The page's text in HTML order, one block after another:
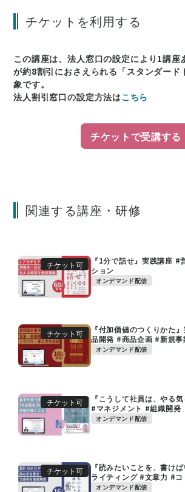
チケットを利用する
この講座は、法人窓口の設定により1講座
が約8割引におさえられる「スタンダード
象です。
法人割引窓口の設定方法はこちら
チケットで受講する
関連する講座・研修
チケット可
『1分で話せ』実践講座
ション
オンデマンド配信
チケット可
『付加価値のつくりかた
品開発 #商品企画 #新規
デア
オンデマンド配信
チケット可
『こうして社員は、やる
#マネジメント #組織開発
オンデマンド配信
チケット可
『読みたいことを、書け
ライティング #文章力 #
編集
オンデマンド配信